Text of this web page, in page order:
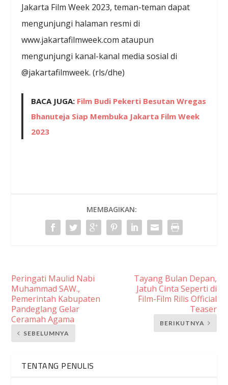
Jakarta Film Week 2023, teman-teman dapat
mengunjungi halaman resmi di
www.jakartafilmweek.com ataupun
mengunjungi kanal-kanal media sosial di
@jakartafilmweek. (rls/dhe)
BACA JUGA: Film Budi Pekerti Besutan Wregas
Bhanuteja Siap Membuka Jakarta Film Week
2023
MEMBAGIKAN:
Peringati Maulid Nabi
Muhammad SAW.,
Pemerintah Kabupaten
Pandeglang Gelar
Ceramah Agama
SEBELUMNYA
Tayang Bulan Depan,
Jatuh Cinta Seperti di
Film-Film Rilis Official
Teaser
BERIKUTNYA
TENTANG PENULIS